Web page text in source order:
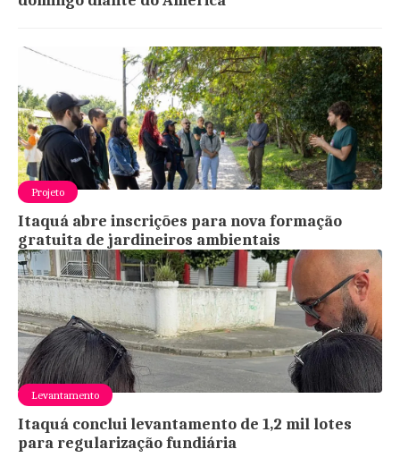
Projeto
Itaquá abre inscrições para nova formação
gratuita de jardineiros ambientais
Levantamento
Itaquá conclui levantamento de 1,2 mil lotes
para regularização fundiária